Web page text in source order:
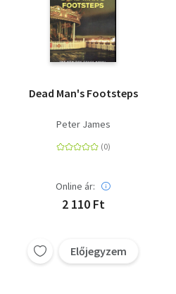
Dead Man's Footsteps
Peter James
Online ár:
2 110 Ft
Előjegyzem